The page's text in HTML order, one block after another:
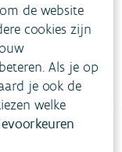
de website
cookies zijn
Als je op
je ook de
welke